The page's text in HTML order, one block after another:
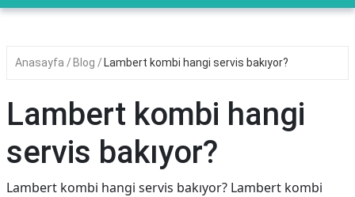
Anasayfa Blog Lambert kombi hangi servis bakıyor?
Lambert kombi hangi
servis bakıyor?
Lambert kombi hangi servis bakıyor? Lambert kombi